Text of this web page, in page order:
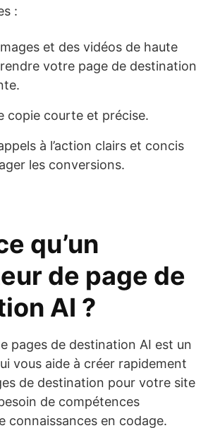
:
et des vidéos de haute
votre page de destination
copie courte et précise.
à l’action clairs et concis
les conversions.
qu’un
de page de
AI ?
pages de destination AI est un
vous aide à créer rapidement
de destination pour votre site
de compétences
connaissances en codage.